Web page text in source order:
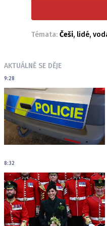
Témata: Češi, lidé,
AKTUÁLNĚ SE DĚJE
9:28
8:32